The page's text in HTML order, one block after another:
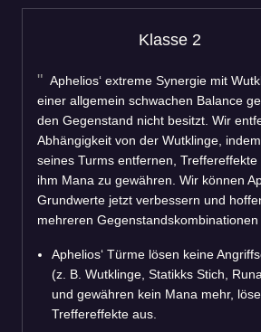
Klasse 2
Aphelios‘ extreme Synergie mit
einer allgemein schwachen Balance
den Gegenstand nicht besitzt. Wir
Abhängigkeit von der Wutklinge,
seines Turms entfernen,
ihm Mana zu gewähren. Wir können
Grundwerte jetzt verbessern und
mehreren Gegenstandskombinationen
Aphelios‘ Türme lösen keine
(z. B. Wutklinge, Statikks Stich,
und gewähren kein Mana mehr,
Treffereffekte aus.